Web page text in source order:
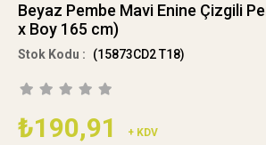
Beyaz Pembe Mavi Enine Çizgili
x Boy 165 cm)
(15873CD2 T18)
₺190,91 + KDV